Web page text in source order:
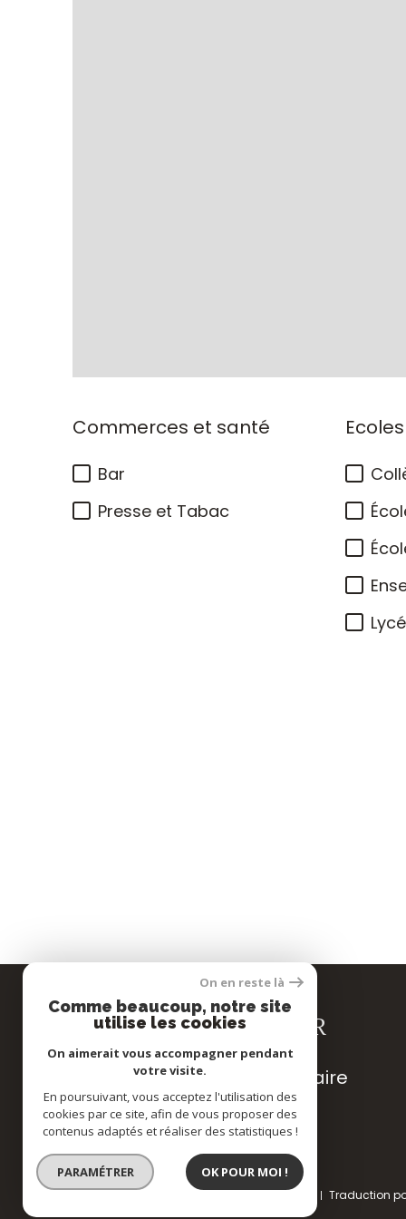
Commerces et santé
Bar
Presse et Tabac
Ecoles
SE CONNECTER
espace propriétaire
Tous droits réservés Traduction
On en reste là
Comme beaucoup, notre site
utilise les cookies
On aimerait vous accompagner pendant
votre visite.
En poursuivant, vous acceptez l'utilisation des
cookies par ce site, afin de vous proposer des
contenus adaptés et réaliser des statistiques !
PARAMÉTRER OK POUR MOI !